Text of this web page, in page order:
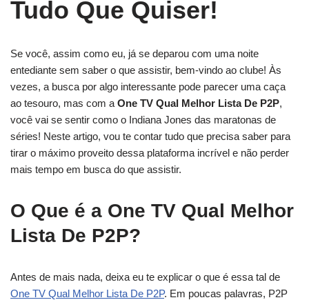
Tudo Que Quiser!
Se você, assim como eu, já se deparou com uma noite
entediante sem saber o que assistir, bem-vindo ao clube! Às
vezes, a busca por algo interessante pode parecer uma caça
ao tesouro, mas com a One TV Qual Melhor Lista De P2P,
você vai se sentir como o Indiana Jones das maratonas de
séries! Neste artigo, vou te contar tudo que precisa saber para
tirar o máximo proveito dessa plataforma incrível e não perder
mais tempo em busca do que assistir.
O Que é a One TV Qual Melhor
Lista De P2P?
Antes de mais nada, deixa eu te explicar o que é essa tal de
One TV Qual Melhor Lista De P2P. Em poucas palavras, P2P